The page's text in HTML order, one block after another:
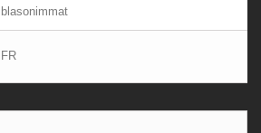
blasonimmat
FR